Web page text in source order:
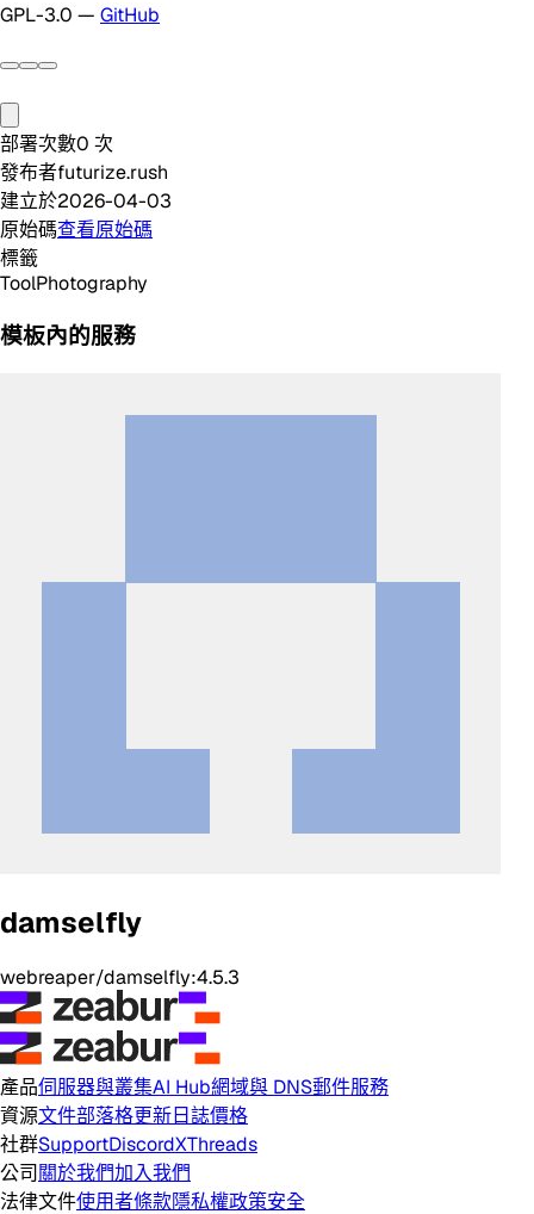
GPL-3.0 — GitHub
部署次數0 次
發布者futurize.rush
建立於2026-04-03
原始碼查看原始碼
標籤
ToolPhotography
模板內的服務
damselfly
webreaper/damselfly:4.5.3
產品伺服器與叢集AI Hub網域與 DNS郵件服務
資源文件部落格更新日誌價格
社群SupportDiscordXThreads
公司關於我們加入我們
法律文件使用者條款隱私權政策安全